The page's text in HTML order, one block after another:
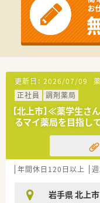
更新日： 2026/07/09
正社員
調剤薬局
【北上市】≪薬学生
るマイ薬局を目指し
年間休日120日以上
岩手県 北上市